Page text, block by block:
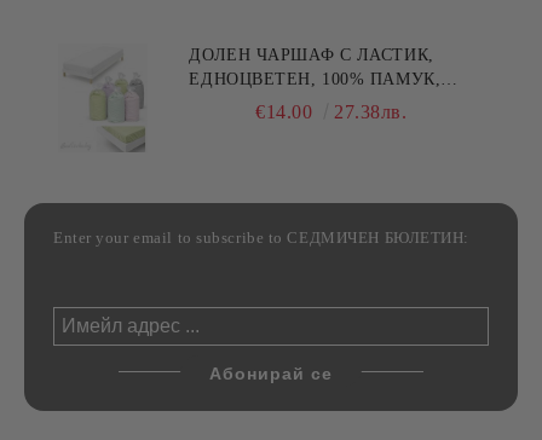
ДОЛЕН ЧАРШАФ С ЛАСТИК,
ЕДНОЦВЕТЕН, 100% ПАМУК,
РАЗЛИЧНИ РАЗМЕРИ
€14.00 27.38лв.
Enter your email to subscribe to СЕДМИЧЕН БЮЛЕТИН: